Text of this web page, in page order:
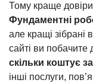
Тому краще
Фундаментні
але кращі зібрані
сайті ви побачите
скільки коштує
інші послуги,